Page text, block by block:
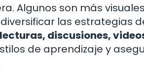
Algunos son más
las estrategias
lecturas, discusiones,
de aprendizaje y